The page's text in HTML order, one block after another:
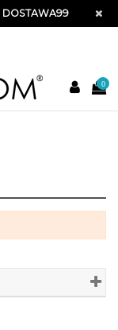
DOSTAWA99
0